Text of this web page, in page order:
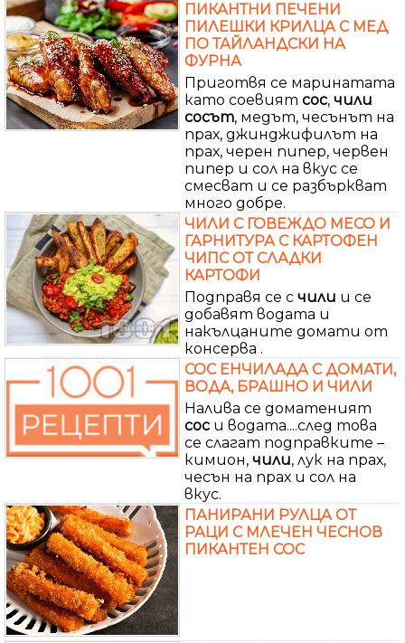
ПИКАНТНИ ПЕЧЕНИ
ПИЛЕШКИ КРИЛЦА С МЕД
ПО ТАЙЛАНДСКИ НА
ФУРНА
Приготвя се маринатата
като соевият сос, чили
сосът, медът, чесънът на
прах, джинджифилът на
прах, черен пипер, червен
пипер и сол на вкус се
смесват и се разбъркват
много добре.
ЧИЛИ С ГОВЕЖДО МЕСО И
ГАРНИТУРА С КАРТОФЕН
ЧИПС ОТ СЛАДКИ
КАРТОФИ
Подправя се с чили и се
добавят водата и
накълцаните домати от
консерва .
СОС ЕНЧИЛАДА С ДОМАТИ,
ВОДА, БРАШНО И ЧИЛИ
Налива се доматеният
сос и водата....след това
се слагат подправките –
кимион, чили, лук на прах,
чесън на прах и сол на
вкус.
ПАНИРАНИ РУЛЦА ОТ
РАЦИ С МЛЕЧЕН ЧЕСНОВ
ПИКАНТЕН СОС